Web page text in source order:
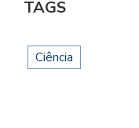
TAGS
Ciência